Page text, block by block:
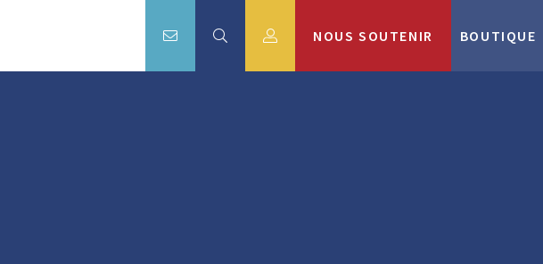
NOUS SOUTENIR BOUTIQUE